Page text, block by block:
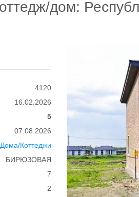
дом:
4120
16.02.2026
5
07.08.2026
Дома/Коттеджи
БИРЮЗОВАЯ
7
2